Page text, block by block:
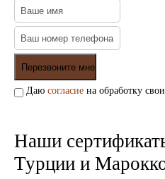
Торшеры Марокко
Торшеры Мозаика
Светильники в хамам
Светильники
Светильники с
Люстры для мечети
Фонари
Даю согласие на обработку
Наши
Турции и